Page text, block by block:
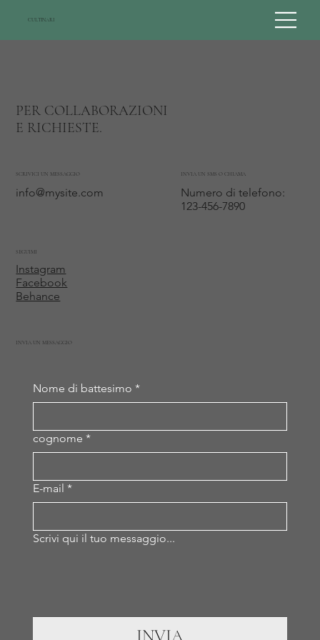
CULTINARI
PER COLLABORAZIONI
E RICHIESTE.
SCRIVICI UN MESSAGGIO
info@mysite.com
INVIA UN SMS O CHIAMA
Numero di telefono:
123-456-7890
SEGUIMI
Instagram
Facebook
Behance
INVIA UN MESSAGGIO
Nome di battesimo *
cognome *
E-mail *
Scrivi qui il tuo messaggio...